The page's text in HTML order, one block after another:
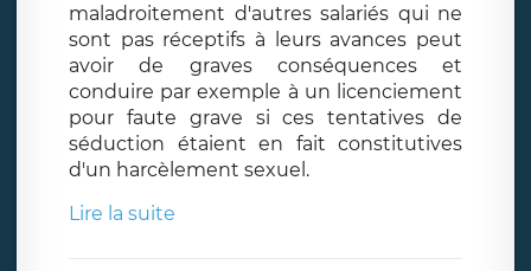
maladroitement d'autres salariés qui ne
sont pas réceptifs à leurs avances peut
avoir de graves conséquences et
conduire par exemple à un licenciement
pour faute grave si ces tentatives de
séduction étaient en fait constitutives
d'un harcèlement sexuel.
Lire la suite